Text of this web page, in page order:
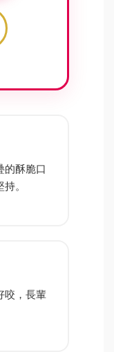
的酥脆口
。
咬，長輩